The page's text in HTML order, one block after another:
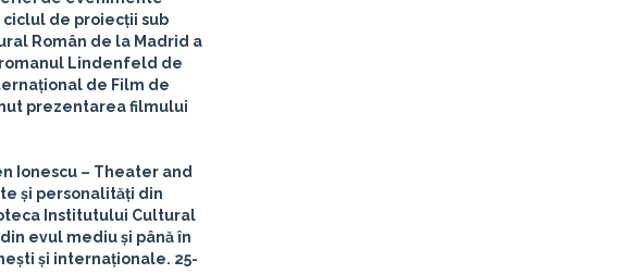
de proiecții sub
Român de la Madrid a
Lindenfeld de
de Film de
prezentarea filmului
Ionescu – Theater and
și personalități din
Institutului Cultural
evul mediu și până în
și internaționale. 25-